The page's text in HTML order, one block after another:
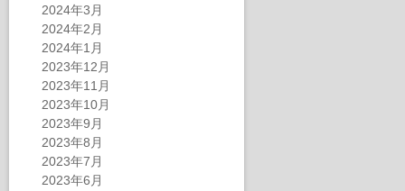
2024年3月
2024年2月
2024年1月
2023年12月
2023年11月
2023年10月
2023年9月
2023年8月
2023年7月
2023年6月